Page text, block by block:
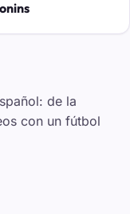
de la
con un fútbol